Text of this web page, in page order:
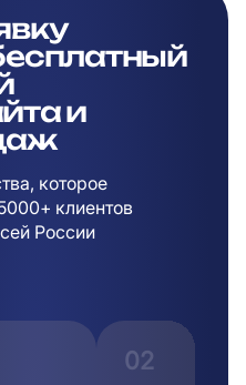
и
которое
клиентов
России
02